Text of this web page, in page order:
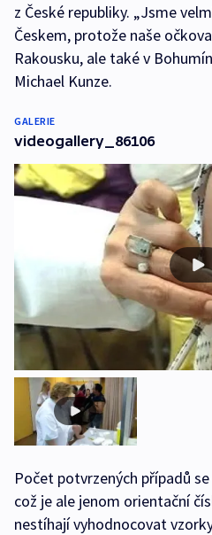
z České republiky. „Jsme
Českem, protože naše
Rakousku, ale také v
Michael Kunze.
GALERIE
videogallery_86106
Počet potvrzených případů
což je ale jenom orientační
nestíhají vyhodnocovat